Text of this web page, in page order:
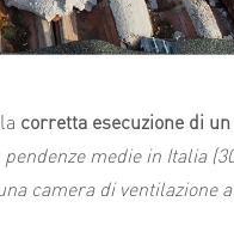
corretta esecuzione di
medie in Italia
camera di ventilazione